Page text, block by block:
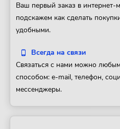
Ваш первый заказ в
подскажем как сделать
удобными.
Всегда на связи
Связаться с нами можно
способом: e-mail, телефон,
мессенджеры.